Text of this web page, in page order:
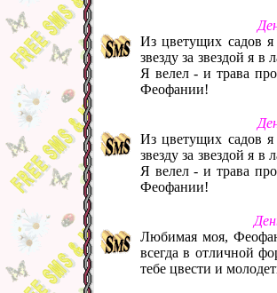
Из цветущих садов
звезду за звездой я
Я велел - и трава
Феофании!
Из цветущих садов
звезду за звездой я
Я велел - и трава
Феофании!
Любимая моя,
всегда в отличной
тебе цвести и